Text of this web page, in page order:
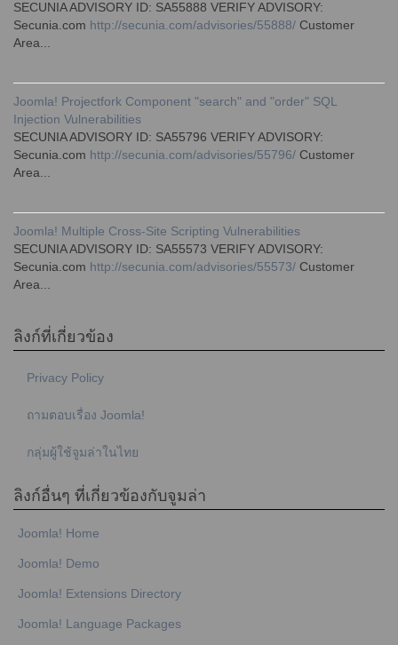
SECUNIA ADVISORY ID: SA55888 VERIFY ADVISORY:
Secunia.com http://secunia.com/advisories/55888/ Customer
Area...
Joomla! Projectfork Component "search" and "order" SQL
Injection Vulnerabilities
SECUNIA ADVISORY ID: SA55796 VERIFY ADVISORY:
Secunia.com http://secunia.com/advisories/55796/ Customer
Area...
Joomla! Multiple Cross-Site Scripting Vulnerabilities
SECUNIA ADVISORY ID: SA55573 VERIFY ADVISORY:
Secunia.com http://secunia.com/advisories/55573/ Customer
Area...
ลิงก์ที่เกี่ยวข้อง
Privacy Policy
ถามตอบเรื่อง Joomla!
กลุ่มผู้ใช้จูมล่าในไทย
ลิงก์อื่นๆ ที่เกี่ยวข้องกับจูมล่า
Joomla! Home
Joomla! Demo
Joomla! Extensions Directory
Joomla! Language Packages